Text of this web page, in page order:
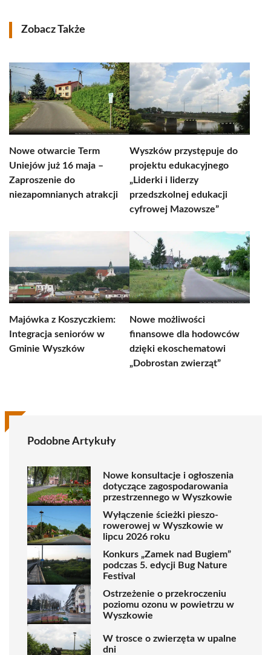
Zobacz Także
Nowe otwarcie Term
Uniejów już 16 maja –
Zaproszenie do
niezapomnianych atrakcji
Wyszków przystępuje do
projektu edukacyjnego
„Liderki i liderzy
przedszkolnej edukacji
cyfrowej Mazowsze”
Majówka z Koszyczkiem:
Integracja seniorów w
Gminie Wyszków
Nowe możliwości
finansowe dla hodowców
dzięki ekoschematowi
„Dobrostan zwierząt”
Podobne Artykuły
Nowe konsultacje i ogłoszenia
dotyczące zagospodarowania
przestrzennego w Wyszkowie
Wyłączenie ścieżki pieszo-
rowerowej w Wyszkowie w
lipcu 2026 roku
Konkurs „Zamek nad Bugiem”
podczas 5. edycji Bug Nature
Festival
Ostrzeżenie o przekroczeniu
poziomu ozonu w powietrzu w
Wyszkowie
W trosce o zwierzęta w upalne
dni